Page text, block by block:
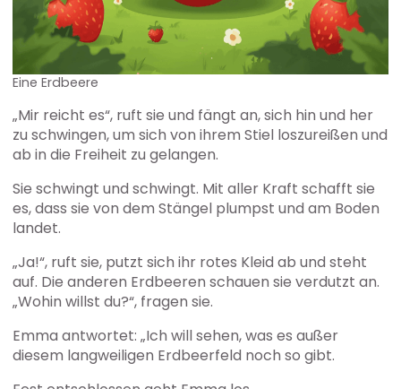
Eine Erdbeere
„Mir reicht es“, ruft sie und fängt an, sich hin und her
zu schwingen, um sich von ihrem Stiel loszureißen und
ab in die Freiheit zu gelangen.
Sie schwingt und schwingt. Mit aller Kraft schafft sie
es, dass sie von dem Stängel plumpst und am Boden
landet.
„Ja!“, ruft sie, putzt sich ihr rotes Kleid ab und steht
auf. Die anderen Erdbeeren schauen sie verdutzt an.
„Wohin willst du?“, fragen sie.
Emma antwortet: „Ich will sehen, was es außer
diesem langweiligen Erdbeerfeld noch so gibt.